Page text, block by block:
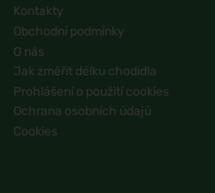
Kontakty
Obchodní podmínky
O nás
Jak změřit délku chodidla
Prohlášení o použití cookies
Ochrana osobních údajů
Cookies